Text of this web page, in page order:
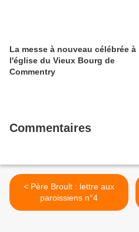
La messe à nouveau célébrée à
l'église du Vieux Bourg de
Commentry
Commentaires
< Père Broult : lettre aux
paroissiens n°4